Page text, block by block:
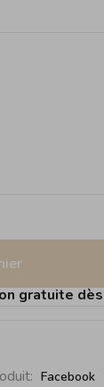
gratuite dès
Facebook